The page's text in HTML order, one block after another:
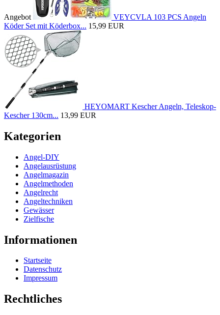
Angebot
VEYCVLA 103 PCS Angeln
Köder Set mit Köderbox... 15,99 EUR
HEYOMART Kescher Angeln, Teleskop-
Kescher 130cm... 13,99 EUR
Kategorien
Angel-DIY
Angelausrüstung
Angelmagazin
Angelmethoden
Angelrecht
Angeltechniken
Gewässer
Zielfische
Informationen
Startseite
Datenschutz
Impressum
Rechtliches